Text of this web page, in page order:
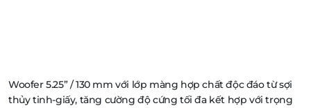
Woofer 5.25” / 130 mm với lớp màng hợp chất độc đáo từ sợi
thủy tinh-giấy, tăng cường độ cứng tối đa kết hợp với trọng